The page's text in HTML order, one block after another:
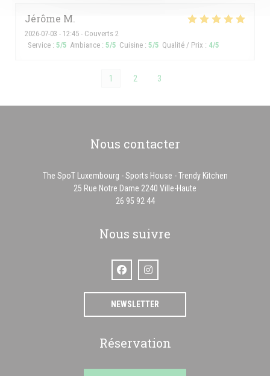
Jérôme M
2026-07-03 - 12:45 - Couverts 2
Service : 5/5 Ambiance : 5/5 Cuisine : 5/5 Qualité / Prix : 4/5
1 2 3
Nous contacter
The SpoT Luxembourg - Sports House - Trendy Kitchen
25 Rue Notre Dame 2240 Ville-Haute
26 95 92 44
Nous suivre
Facebook ((ouvre une nouvelle fenêtre))
Instagram ((ouvre une nouvelle
NEWSLETTER
Réservation